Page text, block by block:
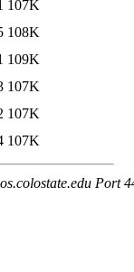
107K
108K
109K
107K
107K
107K
Port